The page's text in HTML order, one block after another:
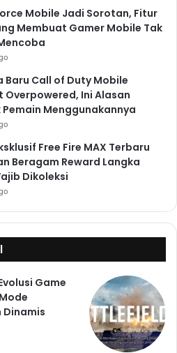
Mobile Jadi Sorotan, Fitur
Membuat Gamer Mobile Tak
Baru Call of Duty Mobile
Overpowered, Ini Alasan
Pemain Menggunakannya
Free Fire MAX Terbaru
Beragam Reward Langka
Dikoleksi
Game
Dinamis